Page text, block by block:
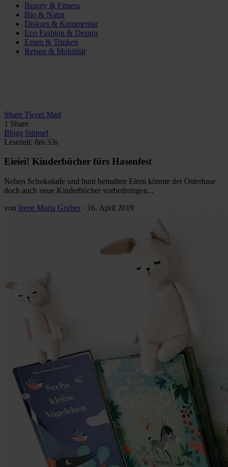
Beauty & Fitness
Bio & Natur
Diskurs & Kommentar
Eco Fashion & Design
Essen & Trinken
Reisen & Mobilität
Share Tweet Mail
1 Share
Blogs Stöpsel
Lesezeit: 8m 33s
Eieiei! Kinderbücher fürs Hasenfest
Neben Schokolade und bunt bemalten Eiern könnte der Osterhase
doch auch neue Kinderbücher vorbeibringen...
von Irene Maria Gruber · 16. April 2019